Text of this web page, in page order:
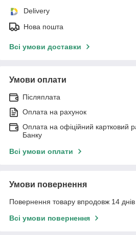
Delivery
Нова пошта
Всі умови доставки
Умови оплати
Післяплата
Оплата на рахунок
Оплата на офіційний картковий
Банку
Всі умови оплати
Умови повернення
Повернення товару впродовж 14
Всі умови повернення